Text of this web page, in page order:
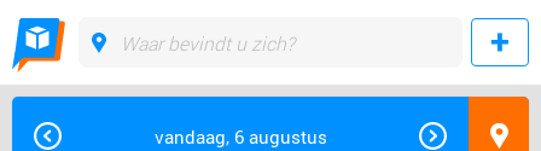
vandaag, 6 augustus